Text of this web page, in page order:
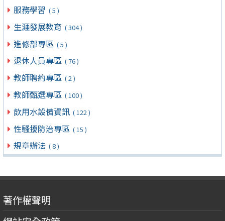
服務學習 ( 5 )
生涯發展教育 ( 304 )
進修部專區 ( 5 )
退休人員專區 ( 76 )
教師聘約專區 ( 2 )
教師甄選專區 ( 100 )
飲用水設備資訊 ( 122 )
性騷擾防治專區 ( 15 )
規章辦法 ( 8 )
著作權聲明